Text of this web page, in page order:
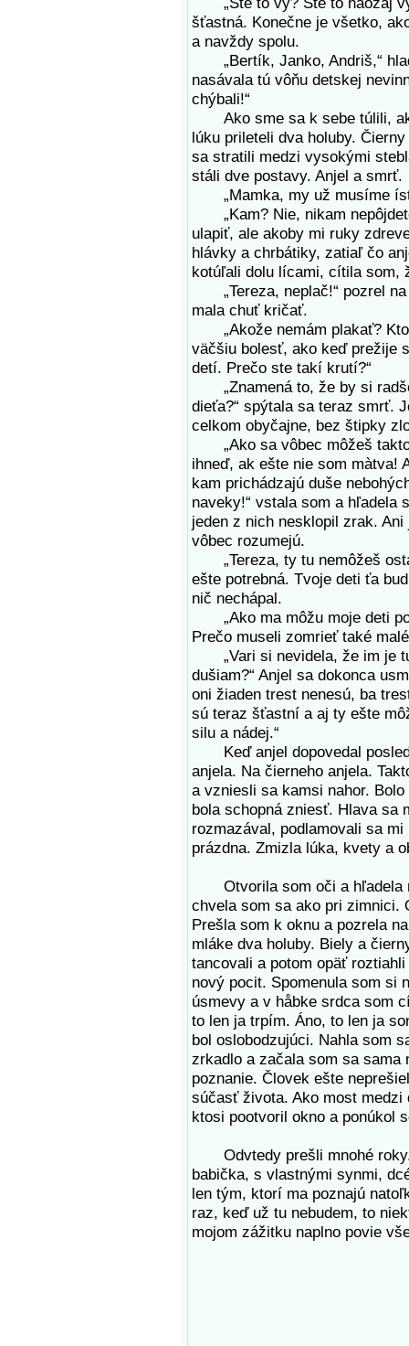
šťastná. Konečne je všetko,
a navždy spolu.
„Bertík, Janko, Andriš,“
nasávala tú vôňu detskej
chýbali!“
Ako sme sa k sebe túlili,
lúku prileteli dva holuby.
sa stratili medzi vysokými
stáli dve postavy. Anjel a smrť.
„Mamka, my už musíme
„Kam? Nie, nikam
ulapiť, ale akoby mi ruky
hlávky a chrbátiky, zatiaľ čo
kotúľali dolu lícami, cítila som,
„Tereza, neplač!“ pozrel na
mala chuť kričať.
„Akože nemám plakať?
väčšiu bolesť, ako keď prežije
detí. Prečo ste takí krutí?“
„Znamená to, že by si
dieťa?“ spýtala sa teraz smrť.
celkom obyčajne, bez štipky
„Ako sa vôbec môžeš takto
ihneď, ak ešte nie som màtva!
kam prichádzajú duše
naveky!“ vstala som a hľadela
jeden z nich nesklopil zrak.
vôbec rozumejú.
„Tereza, ty tu nemôžeš
ešte potrebná. Tvoje deti ťa
nič nechápal.
„Ako ma môžu moje deti
Prečo museli zomrieť také
„Vari si nevidela, že im je
dušiam?“ Anjel sa dokonca
oni žiaden trest nenesú, ba
sú teraz šťastní a aj ty ešte
silu a nádej.“
Keď anjel dopovedal
anjela. Na čierneho anjela.
a vzniesli sa kamsi nahor.
bola schopná zniesť. Hlava sa
rozmazával, podlamovali sa
prázdna. Zmizla lúka, kvety a
Otvorila som oči a hľadela
chvela som sa ako pri zimnici.
Prešla som k oknu a pozrela
mláke dva holuby. Biely a
tancovali a potom opäť
nový pocit. Spomenula som si
úsmevy a v håbke srdca som
to len ja trpím. Áno, to len ja
bol oslobodzujúci. Nahla som
zrkadlo a začala som sa sama
poznanie. Človek ešte
súčasť života. Ako most
ktosi pootvoril okno a ponúkol
Odvtedy prešli mnohé roky.
babička, s vlastnými synmi,
len tým, ktorí ma poznajú
raz, keď už tu nebudem, to
mojom zážitku naplno povie